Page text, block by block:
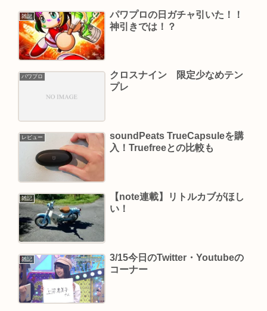
雑記
パワプロの日ガチャ引いた！！
神引きでは！？
パワプロ
クロスナイン 限定少なめテン
プレ
レビュー
soundPeats TrueCapsuleを購
入！Truefreeとの比較も
雑記
【note連載】リトルカブがほし
い！
雑記
3/15今日のTwitter・Youtubeの
コーナー